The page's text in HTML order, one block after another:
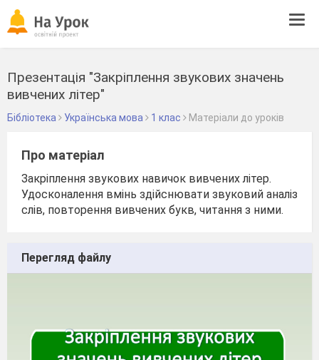
Презентація "Закріплення звукових значень
вивчених літер"
Бібліотека Українська мова 1 клас Матеріали до уроків
Про матеріал
Закріплення звукових навичок вивчених літер.
Удосконалення вмінь здійснювати звуковий аналіз
слів, повторення вивчених букв, читання з ними.
Перегляд файлу